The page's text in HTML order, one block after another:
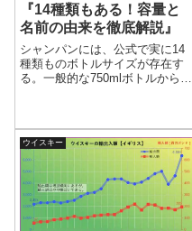
『14種類もある！容量と
名前の由来を徹底解説』
シャンパンには、公式で実に14
種類ものボトルサイズが存在す
る。一般的な750mlボトルから、
でなく、熟成の進み方や風味の
表れ方にも違いが生じるため、
用途に応じた選択が重要とな
る。ここでは、シャンパンのボ
トルサイズを一覧で整理し、そ
れぞれの特徴・用途・由来をわ
かりやすく解説する。
ウイスキー